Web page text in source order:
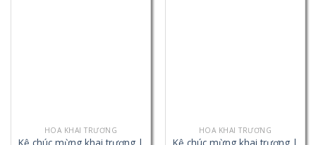
HOA KHAI TRƯƠNG HOA KHAI TRƯƠNG